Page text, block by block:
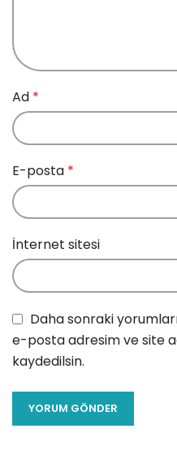
Ad *
E-posta *
İnternet sitesi
Daha sonraki
e-posta adresim ve site
kaydedilsin.